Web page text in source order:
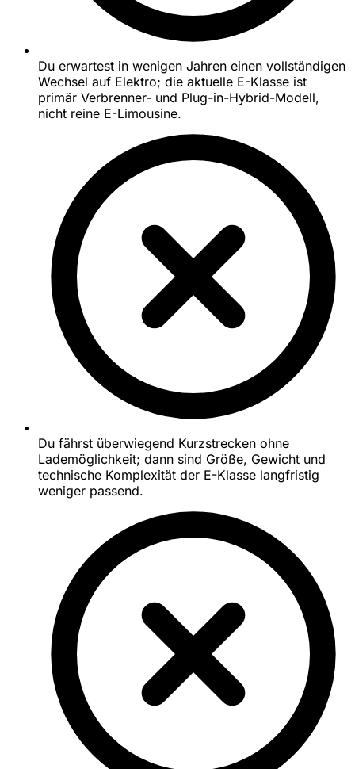
Du erwartest in wenigen Jahren einen vollständigen
Wechsel auf Elektro; die aktuelle E-Klasse ist
primär Verbrenner- und Plug-in-Hybrid-Modell,
nicht reine E-Limousine.
Du fährst überwiegend Kurzstrecken ohne
Lademöglichkeit; dann sind Größe, Gewicht und
technische Komplexität der E-Klasse langfristig
weniger passend.